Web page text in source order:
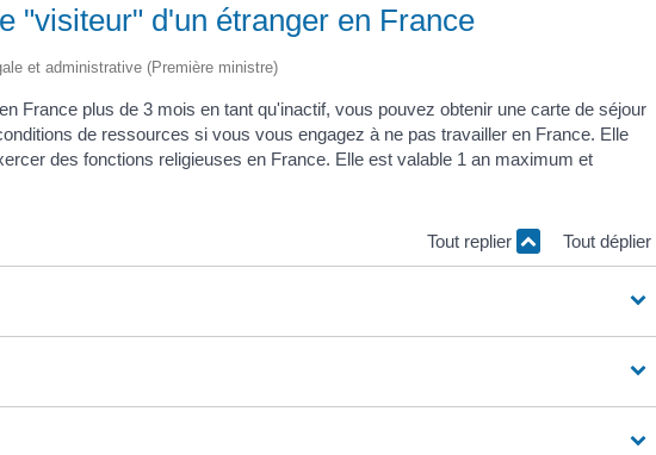
"visiteur" d'un étranger en France
et administrative (Première ministre)
France plus de 3 mois en tant qu'inactif, vous pouvez obtenir une carte de séjour
de ressources si vous vous engagez à ne pas travailler en France. Elle
des fonctions religieuses en France. Elle est valable 1 an maximum et
Tout replier Tout déplier